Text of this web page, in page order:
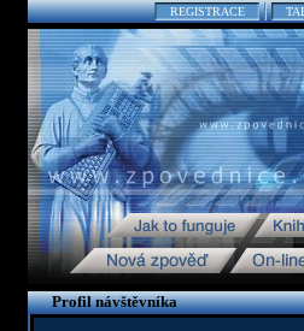
REGISTRACE
Profil návštěvníka